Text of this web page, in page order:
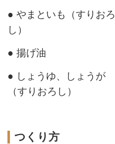
● やまといも（すりおろ
し）
● 揚げ油
● しょうゆ、しょうが
（すりおろし）
つくり方